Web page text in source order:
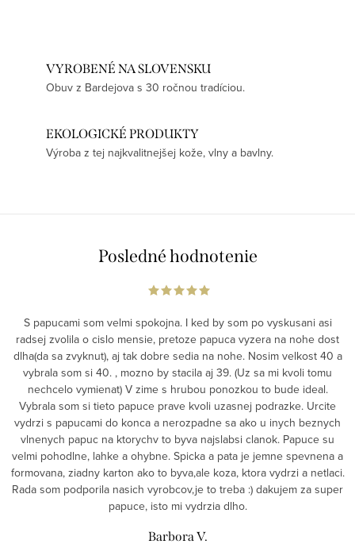
VYROBENÉ NA SLOVENSKU
Obuv z Bardejova s 30 ročnou tradíciou.
EKOLOGICKÉ PRODUKTY
Výroba z tej najkvalitnejšej kože, vlny a bavlny.
Posledné hodnotenie
S papucami som velmi spokojna. I ked by som po vyskusani asi
radsej zvolila o cislo mensie, pretoze papuca vyzera na nohe dost
dlha(da sa zvyknut), aj tak dobre sedia na nohe. Nosim velkost 40 a
vybrala som si 40. , mozno by stacila aj 39. (Uz sa mi kvoli tomu
nechcelo vymienat) V zime s hrubou ponozkou to bude ideal.
Vybrala som si tieto papuce prave kvoli uzasnej podrazke. Urcite
vydrzi s papucami do konca a nerozpadne sa ako u inych beznych
vlnenych papuc na ktorychv to byva najslabsi clanok. Papuce su
velmi pohodlne, lahke a ohybne. Spicka a pata je jemne spevnena a
formovana, ziadny karton ako to byva,ale koza, ktora vydrzi a netlaci.
Rada som podporila nasich vyrobcov,je to treba :) dakujem za super
papuce, isto mi vydrzia dlho.
Barbora V.